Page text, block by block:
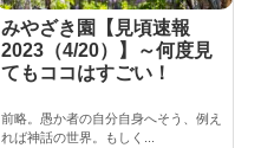
みやざき園【見頃速報
2023（4/20）】～何度見
てもココはすごい！
前略。愚か者の自分自身へそう、例え
れば神話の世界。もしく...